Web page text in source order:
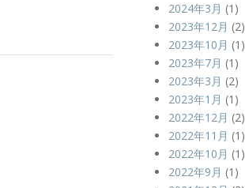
2024年3月 (1)
2023年12月 (2)
2023年10月 (1)
2023年7月 (1)
2023年3月 (2)
2023年1月 (1)
2022年12月 (2)
2022年11月 (1)
2022年10月 (1)
2022年9月 (1)